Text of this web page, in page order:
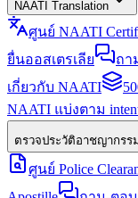
NAATI Translation
ศูนย์ NAATI
ยื่นออสเตรเลีย
ถา
เกี่ยวกับ NAATI
NAATI แบ่งตาม
ตรวจประวัติอาชญากรร
ศูนย์ Police